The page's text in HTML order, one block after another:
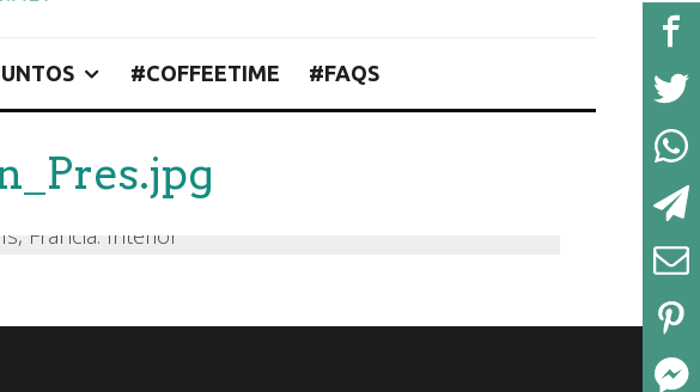
#COFFEETIME #FAQS